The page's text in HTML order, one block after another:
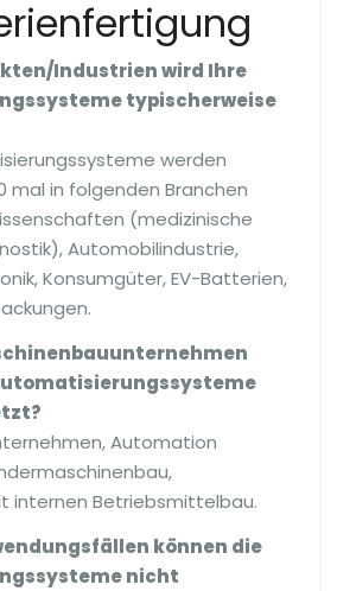
Industrien wird Ihre
typischerweise
werden
mal in folgenden Branchen
(medizinische
Automobilindustrie,
Konsumgüter, EV-Batterien,
Automation
internen Betriebsmittelbau.
können die
nicht